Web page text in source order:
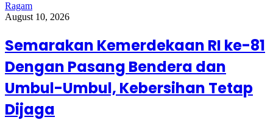
Ragam
August 10, 2026
Semarakan Kemerdekaan RI ke-81
Dengan Pasang Bendera dan
Umbul-Umbul, Kebersihan Tetap
Dijaga